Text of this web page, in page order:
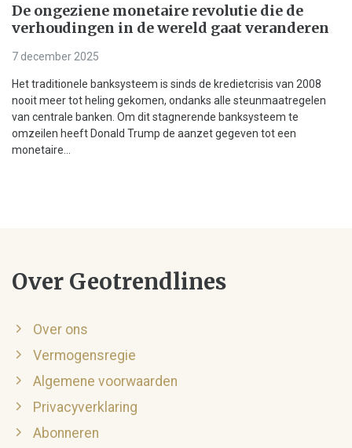
De ongeziene monetaire revolutie die de
verhoudingen in de wereld gaat veranderen
7 december 2025
Het traditionele banksysteem is sinds de kredietcrisis van 2008
nooit meer tot heling gekomen, ondanks alle steunmaatregelen
van centrale banken. Om dit stagnerende banksysteem te
omzeilen heeft Donald Trump de aanzet gegeven tot een
monetaire...
Over Geotrendlines
Over ons
Vermogensregie
Algemene voorwaarden
Privacyverklaring
Abonneren